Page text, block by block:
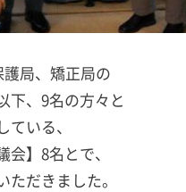
局、矯正局の
下、9名の方々と
いる、
】8名とで、
だきました。